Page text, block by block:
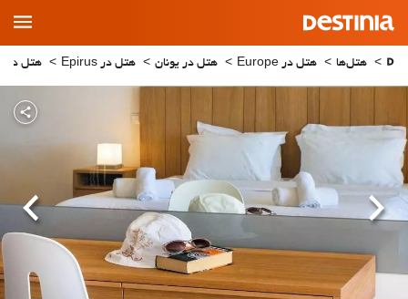
Main
Menu
هتل‌ها هتل در Europe هتل در یونان هتل در Epirus هتل در Kanali
قبلی بعدی